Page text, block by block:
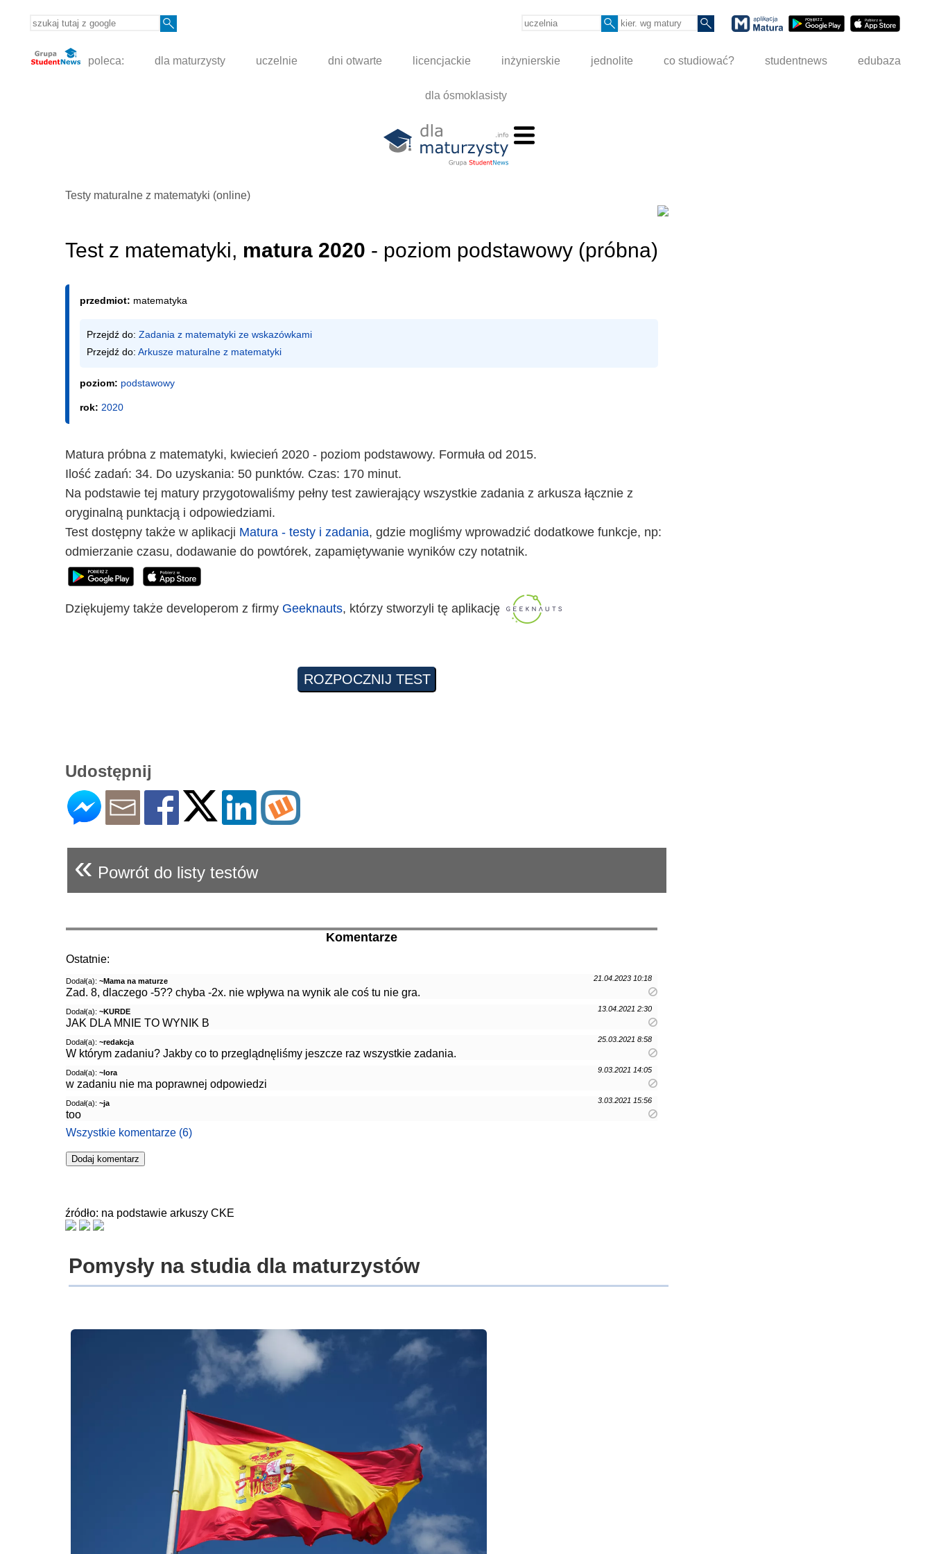
poleca: dla maturzysty uczelnie dni otwarte licencjackie inżynierskie jednolite co studiować? studentnews edubaza
dla ósmoklasisty
Testy maturalne z matematyki (online)
Test z matematyki, matura 2020 - poziom podstawowy (próbna)
przedmiot: matematyka
Przejdź do: Zadania z matematyki ze wskazówkami
Przejdź do: Arkusze maturalne z matematyki
poziom: podstawowy
rok: 2020
Matura próbna z matematyki, kwiecień 2020 - poziom podstawowy. Formuła od 2015.
Ilość zadań: 34. Do uzyskania: 50 punktów. Czas: 170 minut.
Na podstawie tej matury przygotowaliśmy pełny test zawierający wszystkie zadania z arkusza łącznie z
oryginalną punktacją i odpowiedziami.
Test dostępny także w aplikacji Matura - testy i zadania, gdzie mogliśmy wprowadzić dodatkowe funkcje, np:
odmierzanie czasu, dodawanie do powtórek, zapamiętywanie wyników czy notatnik.
Dziękujemy także developerom z firmy Geeknauts, którzy stworzyli tę aplikację
Udostępnij
« Powrót do listy testów
Komentarze
Ostatnie:
21.04.2023 10:18
Dodał(a): ~Mama na maturze
Zad. 8, dlaczego -5?? chyba -2x. nie wpływa na wynik ale coś tu nie gra.
13.04.2021 2:30
Dodał(a): ~KURDE
JAK DLA MNIE TO WYNIK B
25.03.2021 8:58
Dodał(a): ~redakcja
W którym zadaniu? Jakby co to przeglądnęliśmy jeszcze raz wszystkie zadania.
9.03.2021 14:05
Dodał(a): ~lora
w zadaniu nie ma poprawnej odpowiedzi
3.03.2021 15:56
Dodał(a): ~ja
too
Wszystkie komentarze (6)
źródło: na podstawie arkuszy CKE
Pomysły na studia dla maturzystów